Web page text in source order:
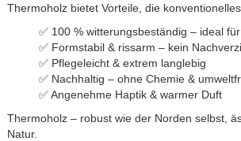
Thermoholz bietet Vorteile, die
✅ 100 % witterungsbeständig – ideal
✅ Formstabil & rissarm – kein
✅ Pflegeleicht & extrem langlebig
✅ Nachhaltig – ohne Chemie &
✅ Angenehme Haptik & warmer Duft
Thermoholz – robust wie der Norden selbst,
Natur.